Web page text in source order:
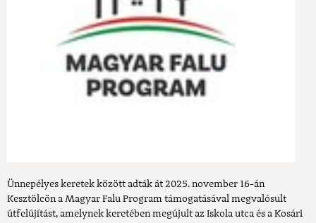
Ünnepélyes keretek között adták át 2025. november 16-án
Kesztölcön a Magyar Falu Program támogatásával megvalósult
útfelújítást, amelynek keretében megújult az Iskola utca és a Kosári